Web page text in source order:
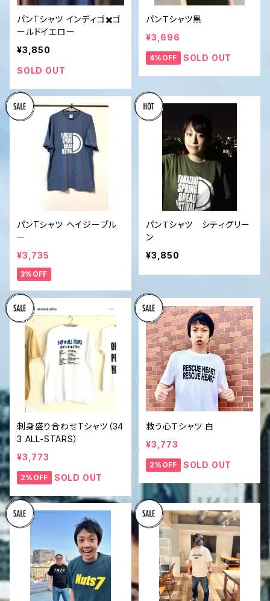
パンTシャツ インディゴ✖️ゴ
ールドイエロー
¥3,850
SOLD OUT
パンＴシャツ黒
¥3,696
4%OFF SOLD OUT
パンTシャツ ヘイジーブル
ー
¥3,735
3%OFF
パンＴシャツ シティグリー
ン
¥3,850
刺身盛り合わせTシャツ（34
3 ALL-STARS）
¥3,773
2%OFF SOLD OUT
救う心Ｔシャツ 白
¥3,773
2%OFF SOLD OUT